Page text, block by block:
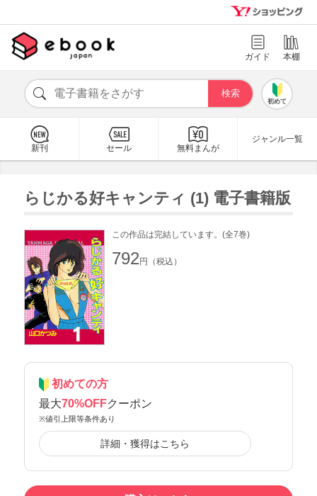
ガイド 本棚
初めて
新刊 セール 無料まんが
ジャンル一覧
らじかる好キャンティ (1) 電子書籍版
この作品は完結しています。(全7巻)
792 円（税込）
初めての方
最大70%OFFクーポン
※値引上限等条件あり
詳細・獲得はこちら